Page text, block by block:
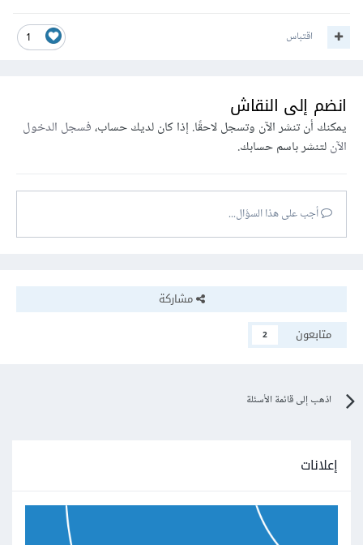
1 اقتباس
انضم إلى النقاش
يمكنك أن تنشر الآن وتسجل لاحقًا. إذا كان لديك حساب،فسجل الدخول
الآنلتنشر باسم حسابك.
أجب على هذا السؤال...
مشاركة
متابعون
2
اذهب إلى قائمة الأسئلة
إعلانات